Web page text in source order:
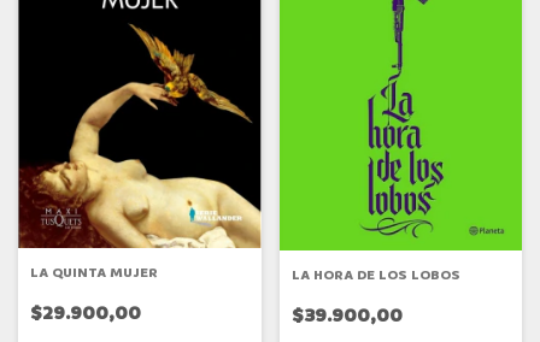
LA QUINTA MUJER
$29.900,00
LA HORA DE LOS LOBOS
$39.900,00